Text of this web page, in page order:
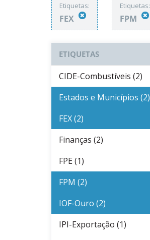
Etiquetas:
FEX
Etiquetas:
FPM
ETIQUETAS
CIDE-Combustíveis (2)
Estados e Municípios (2)
FEX (2)
Finanças (2)
FPE (1)
FPM (2)
IOF-Ouro (2)
IPI-Exportação (1)